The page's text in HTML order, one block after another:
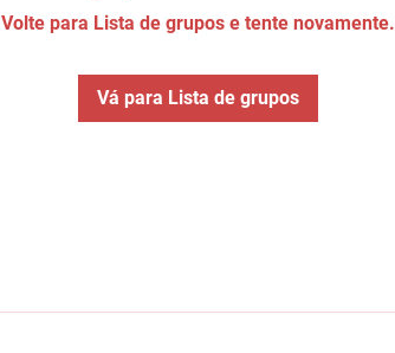
Volte para Lista de grupos e tente novamente.
Vá para Lista de grupos